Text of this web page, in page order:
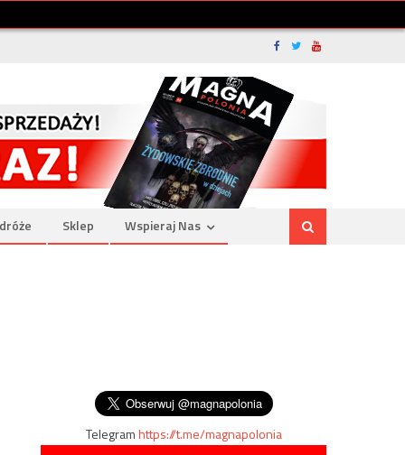
Sklep Wspieraj Nas
Telegramhttps://t.me/magnapolonia